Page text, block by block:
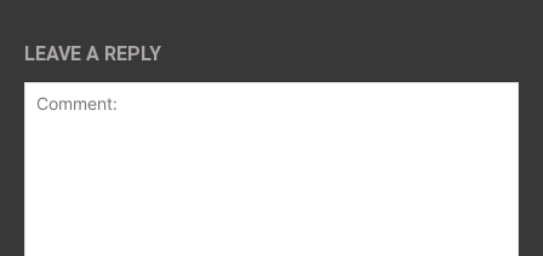
LEAVE A REPLY